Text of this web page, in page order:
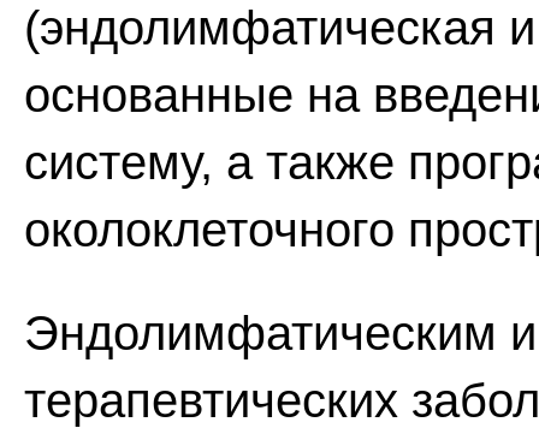
(эндолимфатическая
основанные на
систему, а также
околоклеточного
Эндолимфатическим
терапевтических